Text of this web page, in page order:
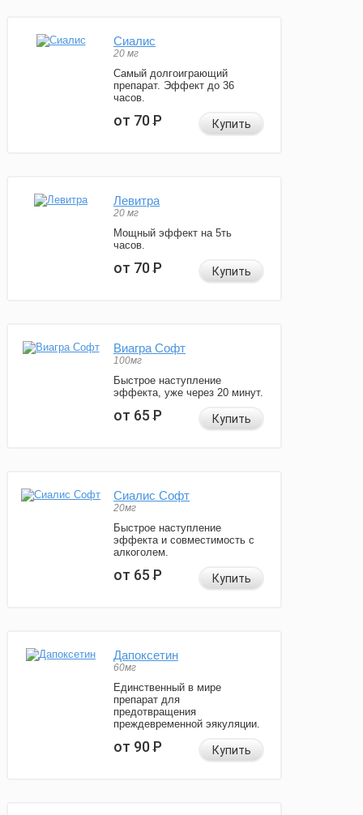
Сиалис
20 мг
Самый долгоиграющий
препарат. Эффект до 36
часов.
от 70Р Купить
Левитра
20 мг
Мощный эффект на 5ть
часов.
от 70Р Купить
Виагра Софт
100мг
Быстрое наступление
эффекта, уже через 20 минут.
от 65Р Купить
Сиалис Софт
20мг
Быстрое наступление
эффекта и совместимость с
алкоголем.
от 65Р Купить
Дапоксетин
60мг
Единственный в мире
препарат для
предотвращения
преждевременной эякуляции.
от 90Р Купить